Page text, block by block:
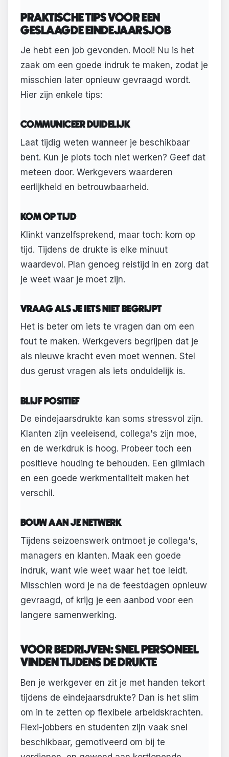
PRAKTISCHE TIPS VOOR EEN
GESLAAGDE EINDEJAARSJOB
Je hebt een job gevonden. Mooi! Nu is het
zaak om een goede indruk te maken, zodat je
misschien later opnieuw gevraagd wordt.
Hier zijn enkele tips:
COMMUNICEER DUIDELIJK
Laat tijdig weten wanneer je beschikbaar
bent. Kun je plots toch niet werken? Geef dat
meteen door. Werkgevers waarderen
eerlijkheid en betrouwbaarheid.
KOM OP TIJD
Klinkt vanzelfsprekend, maar toch: kom op
tijd. Tijdens de drukte is elke minuut
waardevol. Plan genoeg reistijd in en zorg dat
je weet waar je moet zijn.
VRAAG ALS JE IETS NIET BEGRIJPT
Het is beter om iets te vragen dan om een
fout te maken. Werkgevers begrijpen dat je
als nieuwe kracht even moet wennen. Stel
dus gerust vragen als iets onduidelijk is.
BLIJF POSITIEF
De eindejaarsdrukte kan soms stressvol zijn.
Klanten zijn veeleisend, collega's zijn moe,
en de werkdruk is hoog. Probeer toch een
positieve houding te behouden. Een glimlach
en een goede werkmentaliteit maken het
verschil.
BOUW AAN JE NETWERK
Tijdens seizoenswerk ontmoet je collega's,
managers en klanten. Maak een goede
indruk, want wie weet waar het toe leidt.
Misschien word je na de feestdagen opnieuw
gevraagd, of krijg je een aanbod voor een
langere samenwerking.
VOOR BEDRIJVEN: SNEL PERSONEEL
VINDEN TIJDENS DE DRUKTE
Ben je werkgever en zit je met handen tekort
tijdens de eindejaarsdrukte? Dan is het slim
om in te zetten op flexibele arbeidskrachten.
Flexi-jobbers en studenten zijn vaak snel
beschikbaar, gemotiveerd om bij te